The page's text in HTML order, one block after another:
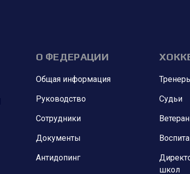
О ФЕДЕРАЦИИ
Общая информация
Руководство
Сотрудники
Документы
Антидопинг
Судьи
школ